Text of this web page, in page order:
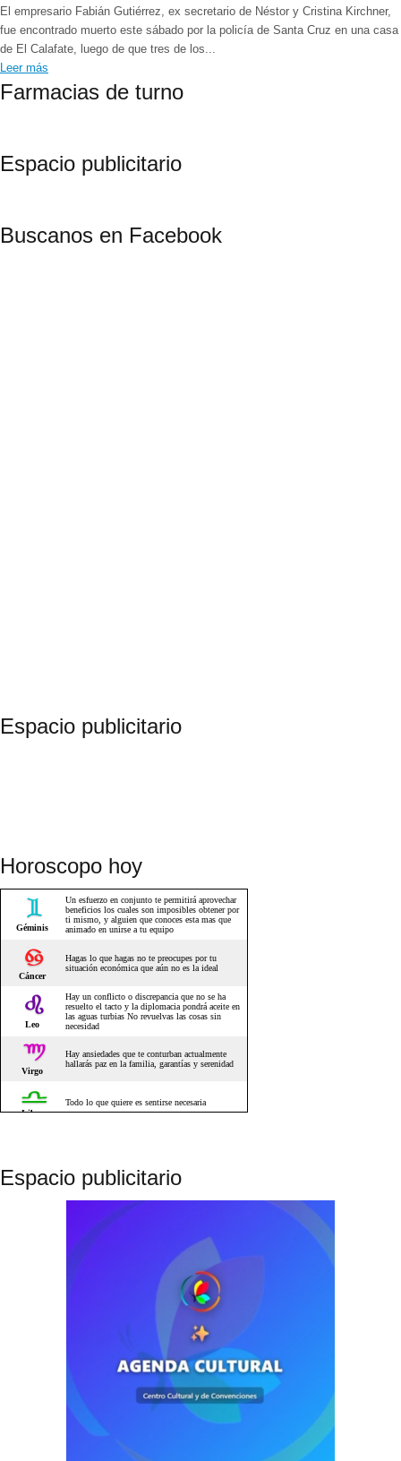
El empresario Fabián Gutiérrez, ex secretario de Néstor y Cristina Kirchner,
fue encontrado muerto este sábado por la policía de Santa Cruz en una casa
de El Calafate, luego de que tres de los...
Leer más
Farmacias de turno
Espacio publicitario
Buscanos en Facebook
Espacio publicitario
Horoscopo hoy
Espacio publicitario